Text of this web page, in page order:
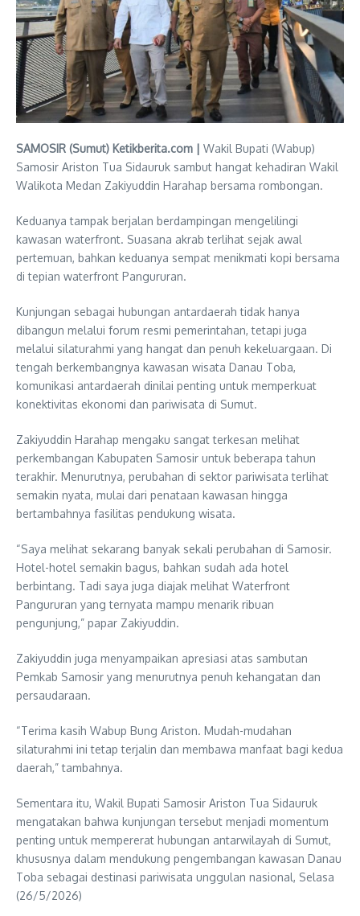
SAMOSIR (Sumut) Ketikberita.com | Wakil Bupati (Wabup)
Samosir Ariston Tua Sidauruk sambut hangat kehadiran Wakil
Walikota Medan Zakiyuddin Harahap bersama rombongan.
Keduanya tampak berjalan berdampingan mengelilingi
kawasan waterfront. Suasana akrab terlihat sejak awal
pertemuan, bahkan keduanya sempat menikmati kopi bersama
di tepian waterfront Pangururan.
Kunjungan sebagai hubungan antardaerah tidak hanya
dibangun melalui forum resmi pemerintahan, tetapi juga
melalui silaturahmi yang hangat dan penuh kekeluargaan. Di
tengah berkembangnya kawasan wisata Danau Toba,
komunikasi antardaerah dinilai penting untuk memperkuat
konektivitas ekonomi dan pariwisata di Sumut.
Zakiyuddin Harahap mengaku sangat terkesan melihat
perkembangan Kabupaten Samosir untuk beberapa tahun
terakhir. Menurutnya, perubahan di sektor pariwisata terlihat
semakin nyata, mulai dari penataan kawasan hingga
bertambahnya fasilitas pendukung wisata.
“Saya melihat sekarang banyak sekali perubahan di Samosir.
Hotel-hotel semakin bagus, bahkan sudah ada hotel
berbintang. Tadi saya juga diajak melihat Waterfront
Pangururan yang ternyata mampu menarik ribuan
pengunjung,” papar Zakiyuddin.
Zakiyuddin juga menyampaikan apresiasi atas sambutan
Pemkab Samosir yang menurutnya penuh kehangatan dan
persaudaraan.
“Terima kasih Wabup Bung Ariston. Mudah-mudahan
silaturahmi ini tetap terjalin dan membawa manfaat bagi kedua
daerah,” tambahnya.
Sementara itu, Wakil Bupati Samosir Ariston Tua Sidauruk
mengatakan bahwa kunjungan tersebut menjadi momentum
penting untuk mempererat hubungan antarwilayah di Sumut,
khususnya dalam mendukung pengembangan kawasan Danau
Toba sebagai destinasi pariwisata unggulan nasional, Selasa
(26/5/2026)